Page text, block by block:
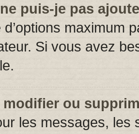
puis-je pas
d’options maximum
Si vous avez
modifier ou
les messages, les